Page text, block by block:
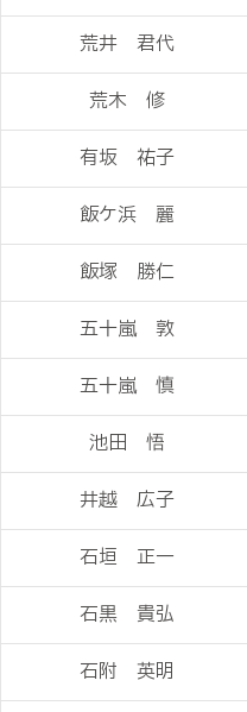
荒井 君代
荒木 修
有坂 祐子
飯ケ浜 麗
飯塚 勝仁
五十嵐 敦
五十嵐 慎
池田 悟
井越 広子
石垣 正一
石黒 貴弘
石附 英明